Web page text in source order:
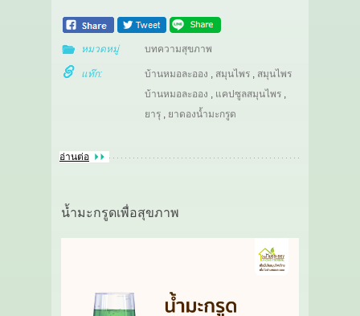
หมวดหมู่ บทความสุขภาพ
แท๊ก: บ้านหมอละออง , สมุนไพร, สมุนไพร
บ้านหมอละออง , แคปซูลสมุนไพร,
ยารุ, ยาดองน้ำมะกรูด
อ่านต่อ
น้ำมะกรูดเพื่อสุขภาพ